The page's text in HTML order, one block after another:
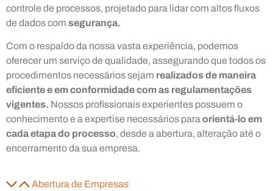
controle de processos, projetado para lidar com altos fluxos
de dados com segurança.
Com o respaldo da nossa vasta experiência, podemos
oferecer um serviço de qualidade, assegurando que todos os
procedimentos necessários sejam realizados de maneira
eficiente e em conformidade com as regulamentações
vigentes. Nossos profissionais experientes possuem o
conhecimento e a expertise necessários paraorientá-lo em
cada etapa do processo, desde a abertura, alteração até o
encerramento da sua empresa.
Abertura de Empresas